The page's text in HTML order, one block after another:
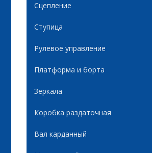
Сцепление
Ступица
Рулевое управление
Платформа и борта
Зеркала
Коробка раздаточная
Вал карданный